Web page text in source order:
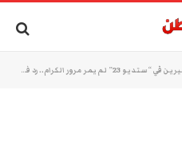
لم يمر مرور الكرام.. رد فعل صادم من الفنانة!